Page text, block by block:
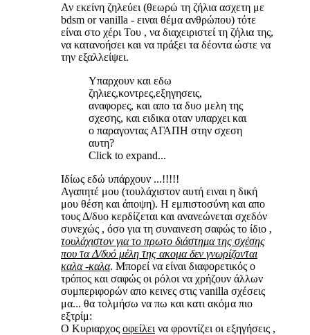
Αν εκείνη ζηλεύει (θεωρώ τη ζήλια ασχετη με
bdsm or vanilla - ειναι θέμα ανθρώπου) τότε
είναι στο χέρι Του , να διαχειριστεί τη ζήλια της,
να κατανοήσει και να πράξει τα δέοντα ώστε να
την εξαλλείψει.
Υπαρχουν και εδω
ζηλιες,κοντρες,εξηγησεις,
αναφορες, και απο τα δυο μελη της
σχεσης, και ειδικα οταν υπαρχει και
ο παραγοντας ΑΓΑΠΗ στην σχεση
αυτη?
Click to expand...
Ιδίως εδώ υπάρχουν ...!!!!!
Αγαπητέ μου (τουλάχιστον αυτή ειναι η δική
μου θέση και άποψη). Η εμπιστοσύνη και απο
τους Δ/δυο κερδίζεται και ανανεώνεται σχεδόν
συνεχώς , όσο για τη συναινεση σαφώς το ίδιο ,
τουλάχιστον για το πρωτο διάστημα της σχέσης
που τα Δ/δυό μέλη της ακομα δεν γνωρίζονται
καλα -καλα. Μπορεί να είναι διαφορετικός ο
τρόπος και σαφώς οι ρόλοι να χρήζουν άλλων
συμπεριφορών απο κεινες στις vanilla σχέσεις
μα... θα τολμήσω να πω και κατι ακόμα πιο
εξτρίμ:
Ο Κυριαρχος οφείλει να φροντίζει οι εξηγήσεις ,